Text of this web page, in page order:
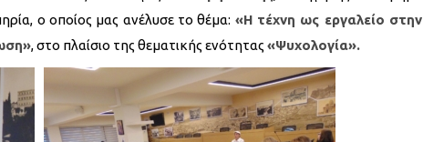
ο οποίος μας ανέλυσε το θέμα: «Η τέχνη ως εργαλείο στην
, στο πλαίσιο της θεματικής ενότητας «Ψυχολογία».